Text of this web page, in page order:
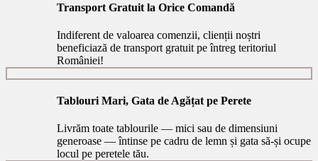
Transport Gratuit la Orice Comandă
Indiferent de valoarea comenzii, clienții noștri
beneficiază de transport gratuit pe întreg teritoriul
României!
Tablouri Mari, Gata de Agățat pe Perete
Livrăm toate tablourile — mici sau de dimensiuni
generoase — întinse pe cadru de lemn și gata să-și ocupe
locul pe peretele tău.